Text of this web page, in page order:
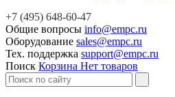
+7 (495) 648-60-47
Общие вопросы info@empc.ru
Оборудование sales@empc.ru
Тех. поддержка support@empc.ru
Поиск Корзина Нет товаров